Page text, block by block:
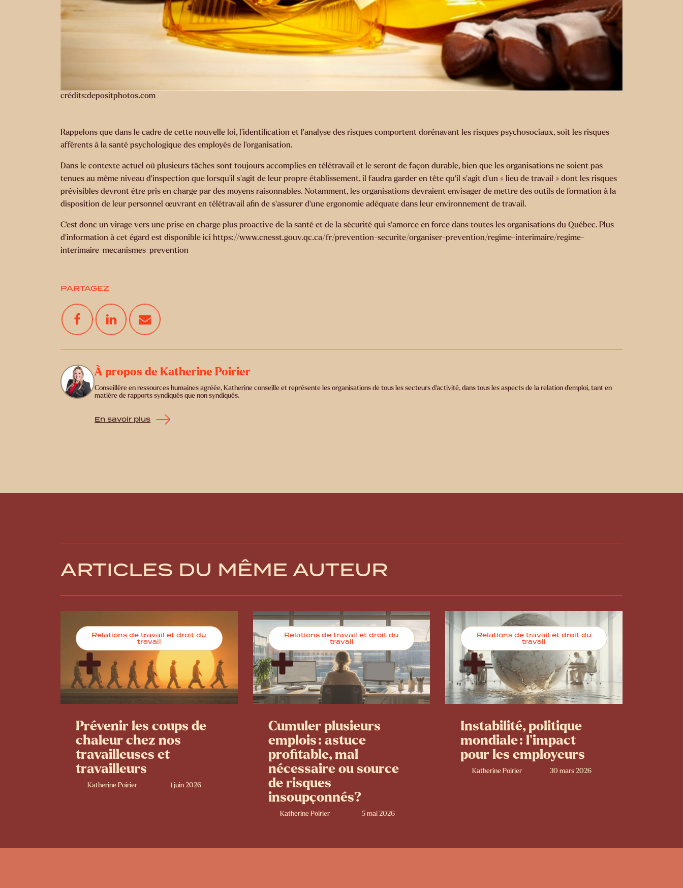
crédits:depositphotos.com
Rappelons que dans le cadre de cette nouvelle loi, l’identification et l’analyse des risques comportent dorénavant les risques psychosociaux, soit les risques
afférents à la santé psychologique des employés de l’organisation.
Dans le contexte actuel où plusieurs tâches sont toujours accomplies en télétravail et le seront de façon durable, bien que les organisations ne soient pas
tenues au même niveau d’inspection que lorsqu’il s’agit de leur propre établissement, il faudra garder en tête qu’il s’agit d’un « lieu de travail » dont les risques
prévisibles devront être pris en charge par des moyens raisonnables. Notamment, les organisations devraient envisager de mettre des outils de formation à la
disposition de leur personnel œuvrant en télétravail afin de s’assurer d’une ergonomie adéquate dans leur environnement de travail.
C’est donc un virage vers une prise en charge plus proactive de la santé et de la sécurité qui s’amorce en force dans toutes les organisations du Québec. Plus
d’information à cet égard est disponible ici https://www.cnesst.gouv.qc.ca/fr/prevention-securite/organiser-prevention/regime-interimaire/regime-
interimaire-mecanismes-prevention
PARTAGEZ
À propos de Katherine Poirier
Conseillère en ressources humaines agréée, Katherine conseille et représente les organisations de tous les secteurs d’activité, dans tous les aspects de la relation d’emploi, tant en
matière de rapports syndiqués que non syndiqués.
En savoir plus
ARTICLES DU MÊME AUTEUR
Relations de travail et droit du
travail
Prévenir les coups de
chaleur chez nos
travailleuses et
travailleurs
Katherine Poirier 1 juin 2026
Relations de travail et droit du
travail
Cumuler plusieurs
emplois : astuce
profitable, mal
nécessaire ou source
de risques
insoupçonnés?
Katherine Poirier 5 mai 2026
Relations de travail et droit du
travail
Instabilité, politique
mondiale : l’impact
pour les employeurs
Katherine Poirier 30 mars 2026